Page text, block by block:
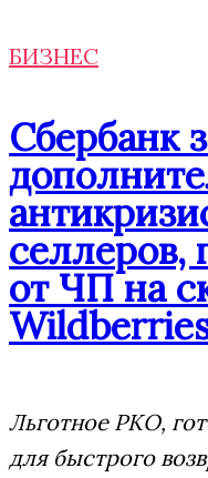
БИЗНЕС
Сбербанк
селлеров,
от ЧП на
Льготное РКО,
для быстрого